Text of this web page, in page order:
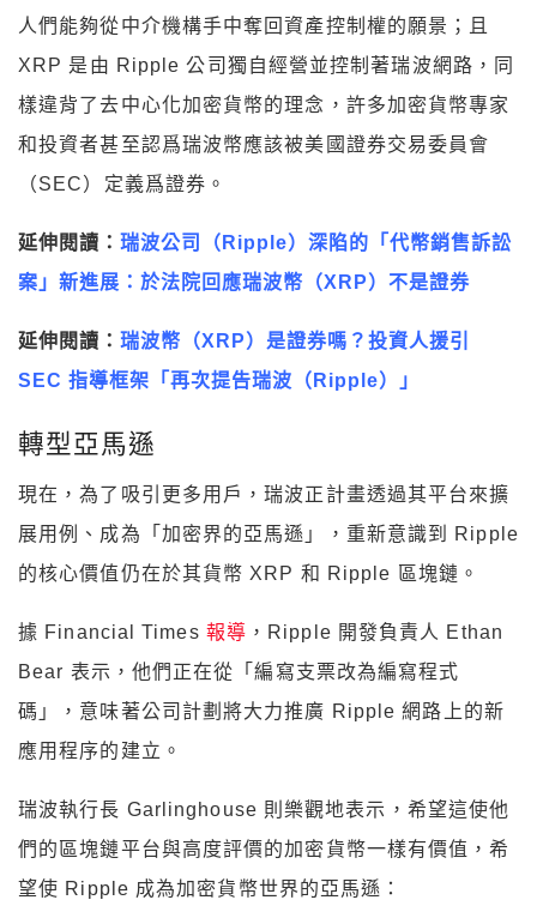
人們能夠從中介機構手中奪回資產控制權的願景；且
XRP 是由 Ripple 公司獨自經營並控制著瑞波網路，同
樣違背了去中心化加密貨幣的理念，許多加密貨幣專家
和投資者甚至認爲瑞波幣應該被美國證券交易委員會
（SEC）定義爲證券。
延伸閱讀： 瑞波公司（Ripple）深陷的「代幣銷售訴訟
案」新進展：於法院回應瑞波幣（XRP）不是證券
延伸閱讀： 瑞波幣（XRP）是證券嗎？投資人援引
SEC 指導框架「再次提告瑞波（Ripple）」
轉型亞馬遜
現在，為了吸引更多用戶，瑞波正計畫透過其平台來擴
展用例、成為「加密界的亞馬遜」，重新意識到 Ripple
的核心價值仍在於其貨幣 XRP 和 Ripple 區塊鏈。
據 Financial Times 報導 ，Ripple 開發負責人 Ethan
Bear 表示，他們正在從「編寫支票改為編寫程式
碼」，意味著公司計劃將大力推廣 Ripple 網路上的新
應用程序的建立。
瑞波執行長 Garlinghouse 則樂觀地表示，希望這使他
們的區塊鏈平台與高度評價的加密貨幣一樣有價值，希
望使 Ripple 成為加密貨幣世界的亞馬遜：